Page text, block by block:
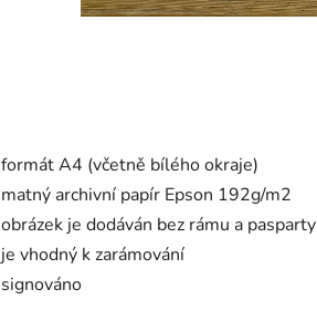
formát A4 (včetně bílého okraje)
matný archivní papír Epson 192g/m2
obrázek je dodáván bez rámu a pasparty
je vhodný k zarámování
signováno